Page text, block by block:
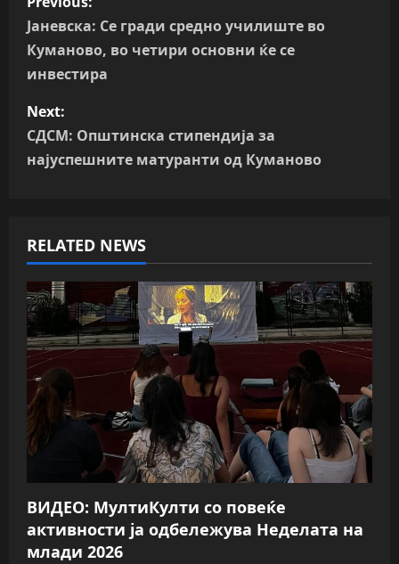
o
s
t
n
i
g
a
t
i
o
n
Јаневска: Се гради средно училиште во
Куманово, во четири основни ќе се
инвестира
Next:
СДСМ: Општинска стипендија за
најуспешните матуранти од Куманово
RELATED NEWS
ВИДЕО: МултиКулти со повеќе
активности ја одбележува Неделата на
млади 2026